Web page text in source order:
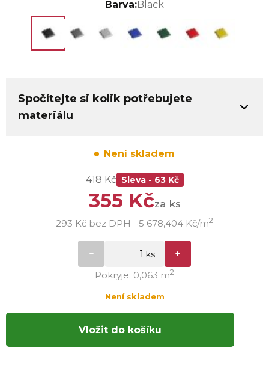
Barva:Black
Spočítejte si kolik potřebujete
materiálu
Není skladem
418 Kč Sleva - 63 Kč
355 Kčza ks
293 Kč bez DPH 5 678,404 Kč/m2
Pokryje: 0,063 m2
Není skladem
Vložit do košíku